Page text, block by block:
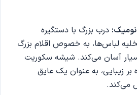
درب بزرگ با دستگیره
لباس‌ها، به خصوص اقلام بزرگ
آسان می‌کند. شیشه سکوریت
بر زیبایی، به عنوان یک عایق
می‌کند.